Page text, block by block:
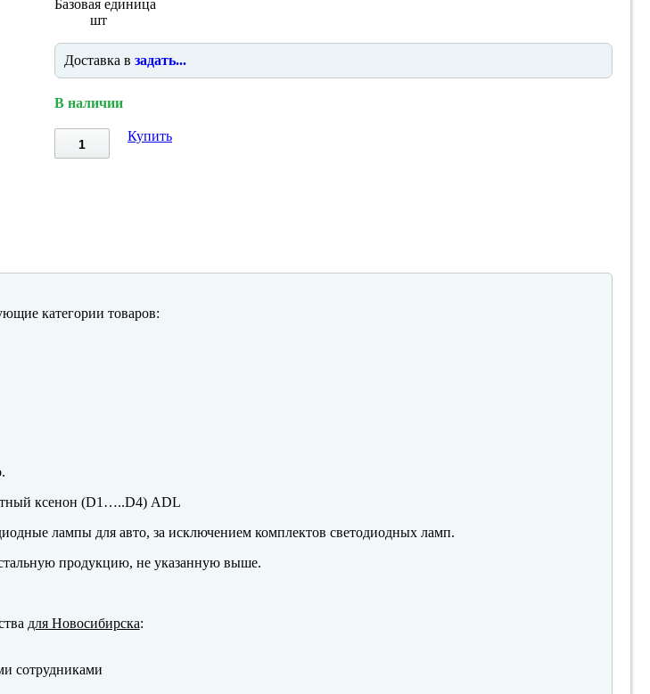
Базовая единица
шт
Доставка в задать...
В наличии
Купить
категории товаров:
ксенон (D1…..D4) ADL
лампы для авто, за исключением комплектов светодиодных ламп.
продукцию, не указанную выше.
для Новосибирска:
сотрудниками